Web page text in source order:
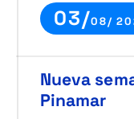
03/08/
Nueva
Pinamar